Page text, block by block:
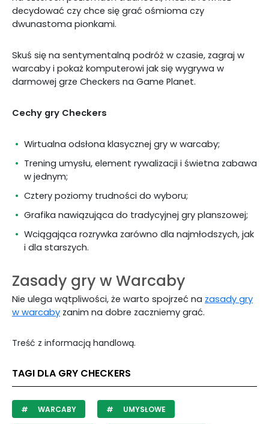
decydować czy chce się grać ośmioma czy
dwunastoma pionkami.
Skuś się na sentymentalną podróż w czasie, zagraj w
warcaby i pokaż komputerowi jak się wygrywa w
darmowej grze Checkers na Game Planet.
Cechy gry Checkers
Wirtualna odsłona klasycznej gry w warcaby;
Trening umysłu, element rywalizacji i świetna zabawa
w jednym;
Cztery poziomy trudności do wyboru;
Grafika nawiązująca do tradycyjnej gry planszowej;
Wciągająca rozrywka zarówno dla najmłodszych, jak
i dla starszych.
Zasady gry w Warcaby
Nie ulega wątpliwości, że warto spojrzeć na zasady gry
w warcaby zanim na dobre zaczniemy grać.
Treść z informacją handlową.
TAGI DLA GRY CHECKERS
WARCABY UMYSŁOWE